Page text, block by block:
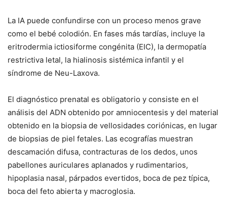
La IA puede confundirse con un proceso menos grave
como el bebé colodión. En fases más tardías, incluye la
eritrodermia ictiosiforme congénita (EIC), la dermopatía
restrictiva letal, la hialinosis sistémica infantil y el
síndrome de Neu-Laxova.
El diagnóstico prenatal es obligatorio y consiste en el
análisis del ADN obtenido por amniocentesis y del material
obtenido en la biopsia de vellosidades coriónicas, en lugar
de biopsias de piel fetales. Las ecografías muestran
descamación difusa, contracturas de los dedos, unos
pabellones auriculares aplanados y rudimentarios,
hipoplasia nasal, párpados evertidos, boca de pez típica,
boca del feto abierta y macroglosia.